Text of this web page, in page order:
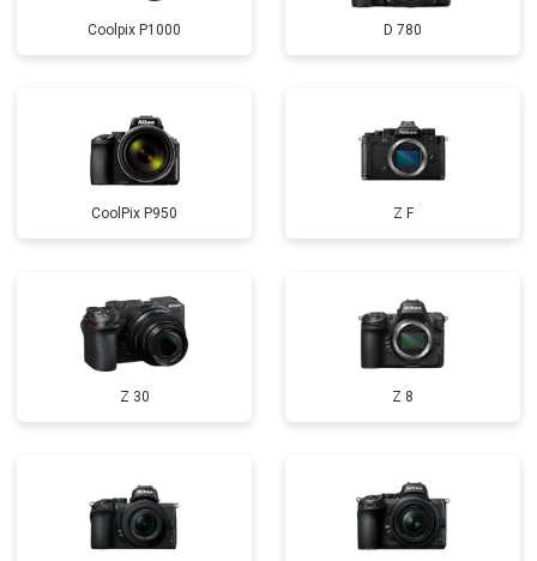
Coolpix P1000 D 780
CoolPix P950 Z F
Z 30 Z 8